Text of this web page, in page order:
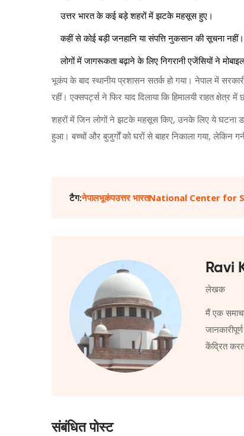
उत्तर भारत के कई बड़े शहरों में झटके महसूस हुए।
कहीं से कोई बड़ी जनहानि या संपत्ति नुकसान की सूचना नहीं।
लोगों में जागरूकता बढ़ाने के लिए निगरानी एजेंसियों ने
भूकंप के बाद स्थानीय प्रशासन सतर्क हो गया। नेपाल में
रहीं। एक्सपर्ट्स ने फिर याद दिलाया कि हिमालयी राहत
शहरों में जिन लोगों ने झटके महसूस किए, उनके लिए ये घटना
हुआ। बच्चों और बुजुर्गों को घरों से बाहर निकाला गया, लेकिन
टैग:नेपालभूकंपउत्तर भारतNational Center for
Ravi
लेखक
मैं एक
केंद्रित
संबंधित पोस्ट